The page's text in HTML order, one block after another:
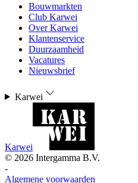
Bouwmarkten
Club Karwei
Over Karwei
Klantenservice
Duurzaamheid
Vacatures
Nieuwsbrief
Karwei
Karwei
© 2026 Intergamma B.V.
-
Algemene voorwaarden